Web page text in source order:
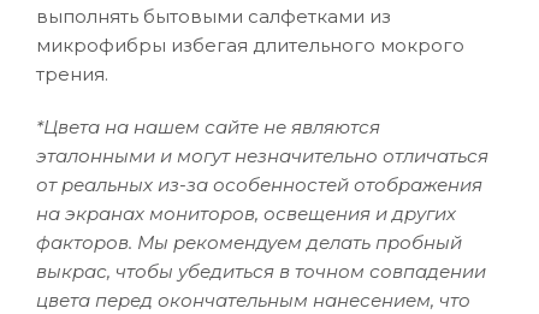
выполнять бытовыми салфетками из
микрофибры избегая длительного мокрого
трения.
*Цвета на нашем сайте не являются
эталонными и могут незначительно отличаться
от реальных из-за особенностей отображения
на экранах мониторов, освещения и других
факторов. Мы рекомендуем делать пробный
выкрас, чтобы убедиться в точном совпадении
цвета перед окончательным нанесением, что